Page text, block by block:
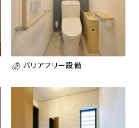
バリアフリー設備